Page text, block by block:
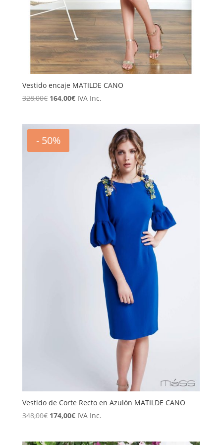
Vestido encaje MATILDE CANO
328,00€ El
era:
328,00€.
164,00€ElIVA Inc.
- 50%
Vestido de Corte Recto en Azulón MATILDE CANO
348,00€ El
174,00€ElIVA Inc.